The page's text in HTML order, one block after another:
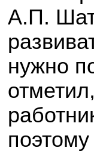
А.П.
нужно